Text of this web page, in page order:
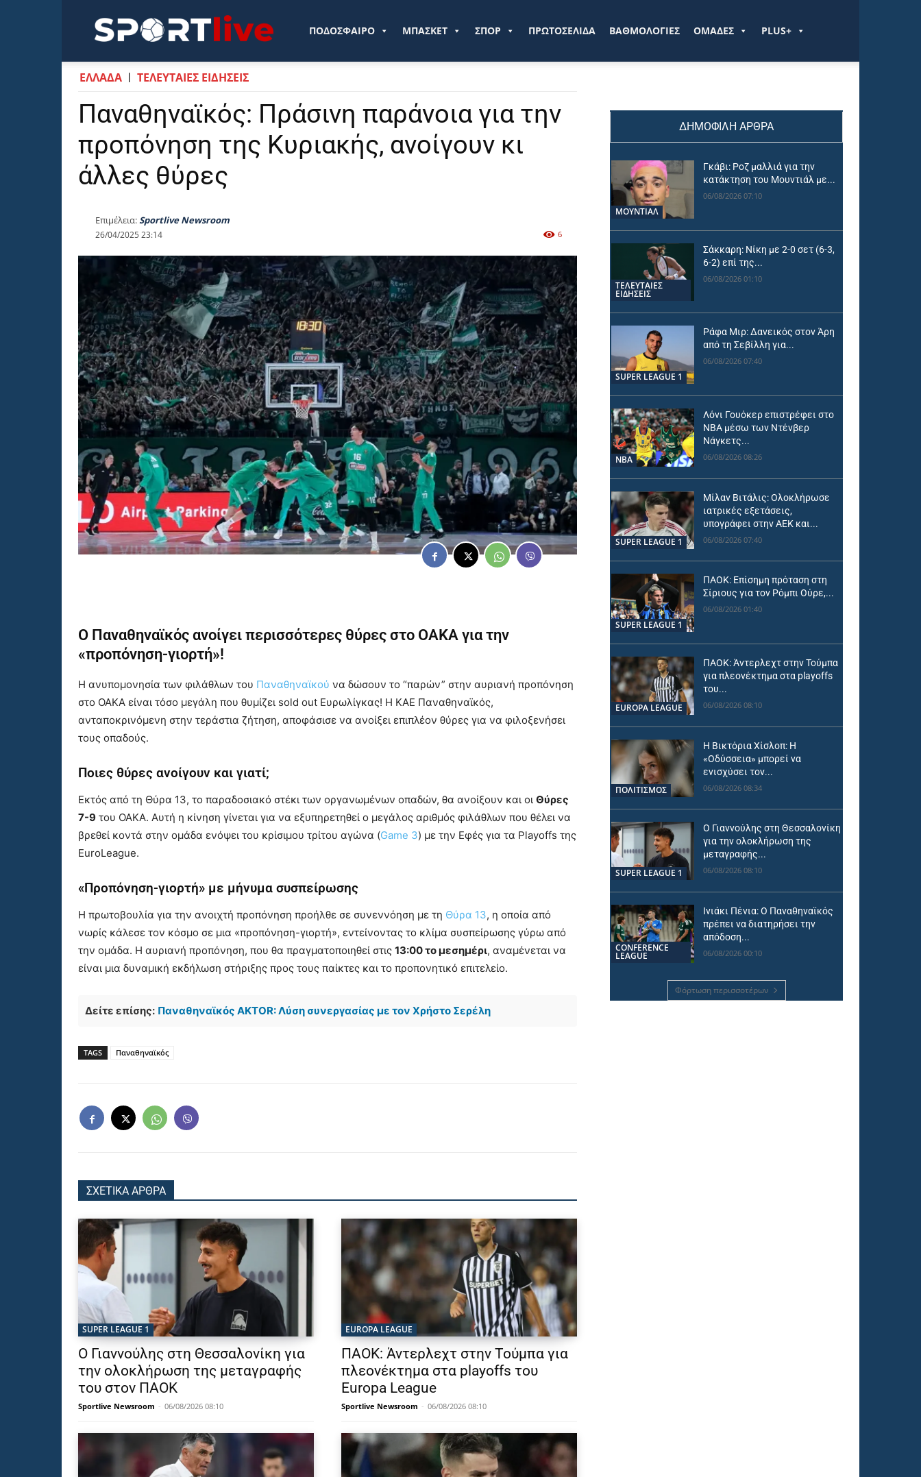
Sportlive.grΠΟΔΟΣΦΑΙΡΟ ΜΠΑΣΚΕΤ ΣΠΟΡ ΠΡΩΤΟΣΕΛΙΔΑ ΒΑΘΜΟΛΟΓΙΕΣ ΟΜΑΔΕΣ PLUS+
ΕΛΛΑΔΑ ΤΕΛΕΥΤΑΙΕΣ ΕΙΔΗΣΕΙΣ
Παναθηναϊκός: Πράσινη παράνοια για την
προπόνηση της Κυριακής, ανοίγουν κι
άλλες θύρες
Επιμέλεια:Sportlive Newsroom
26/04/2025 23:14 6
Ο Παναθηναϊκός ανοίγει περισσότερες θύρες στο ΟΑΚΑ για την
«προπόνηση-γιορτή»!
Η ανυπομονησία των φιλάθλων του Παναθηναϊκού να δώσουν το “παρών” στην αυριανή προπόνηση
στο ΟΑΚΑ είναι τόσο μεγάλη που θυμίζει sold out Ευρωλίγκας! Η ΚΑΕ Παναθηναϊκός,
ανταποκρινόμενη στην τεράστια ζήτηση, αποφάσισε να ανοίξει επιπλέον θύρες για να φιλοξενήσει
τους οπαδούς.
Ποιες θύρες ανοίγουν και γιατί;
Εκτός από τη Θύρα 13, το παραδοσιακό στέκι των οργανωμένων οπαδών, θα ανοίξουν και οι Θύρες
7-9 του ΟΑΚΑ. Αυτή η κίνηση γίνεται για να εξυπηρετηθεί ο μεγάλος αριθμός φιλάθλων που θέλει να
βρεθεί κοντά στην ομάδα ενόψει του κρίσιμου τρίτου αγώνα (Game 3) με την Εφές για τα Playoffs της
EuroLeague.
«Προπόνηση-γιορτή» με μήνυμα συσπείρωσης
Η πρωτοβουλία για την ανοιχτή προπόνηση προήλθε σε συνεννόηση με τη Θύρα 13, η οποία από
νωρίς κάλεσε τον κόσμο σε μια «προπόνηση-γιορτή», εντείνοντας το κλίμα συσπείρωσης γύρω από
την ομάδα. Η αυριανή προπόνηση, που θα πραγματοποιηθεί στις 13:00 το μεσημέρι, αναμένεται να
είναι μια δυναμική εκδήλωση στήριξης προς τους παίκτες και το προπονητικό επιτελείο.
Δείτε επίσης: Παναθηναϊκός AKTOR: Λύση συνεργασίας με τον Χρήστο Σερέλη
TAGS Παναθηναϊκός
ΣΧΕΤΙΚΑ ΑΡΘΡΑ
SUPER LEAGUE 1
Ο Γιαννούλης στη Θεσσαλονίκη για
την ολοκλήρωση της μεταγραφής
του στον ΠΑΟΚ
Sportlive Newsroom - 06/08/2026 08:10
EUROPA LEAGUE
ΠΑΟΚ: Άντερλεχτ στην Τούμπα για
πλεονέκτημα στα playoffs του
Europa League
Sportlive Newsroom - 06/08/2026 08:10
ΔΗΜΟΦΙΛΗ ΑΡΘΡΑ
ΜΟΥΝΤΙΆΛ
Γκάβι: Ροζ μαλλιά για την
κατάκτηση του Μουντιάλ με...
06/08/2026 07:10
ΤΕΛΕΥΤΑΙΕΣ
ΕΙΔΗΣΕΙΣ
Σάκκαρη: Νίκη με 2-0 σετ (6-3,
6-2) επί της...
06/08/2026 01:10
SUPER LEAGUE 1
Ράφα Μιρ: Δανεικός στον Άρη
από τη Σεβίλλη για...
06/08/2026 07:40
NBA
Λόνι Γουόκερ επιστρέφει στο
NBA μέσω των Ντένβερ
Νάγκετς...
06/08/2026 08:26
SUPER LEAGUE 1
Μίλαν Βιτάλις: Ολοκλήρωσε
ιατρικές εξετάσεις,
υπογράφει στην ΑΕΚ και...
06/08/2026 07:40
SUPER LEAGUE 1
ΠΑΟΚ: Επίσημη πρόταση στη
Σίριους για τον Ρόμπι Ούρε,...
06/08/2026 01:40
EUROPA LEAGUE
ΠΑΟΚ: Άντερλεχτ στην Τούμπα
για πλεονέκτημα στα playoffs
του...
06/08/2026 08:10
ΠΟΛΙΤΙΣΜΟΣ
Η Βικτόρια Χίσλοπ: Η
«Οδύσσεια» μπορεί να
ενισχύσει τον...
06/08/2026 08:34
SUPER LEAGUE 1
Ο Γιαννούλης στη Θεσσαλονίκη
για την ολοκλήρωση της
μεταγραφής...
06/08/2026 08:10
CONFERENCE
LEAGUE
Ινιάκι Πένια: Ο Παναθηναϊκός
πρέπει να διατηρήσει την
απόδοση...
06/08/2026 00:10
Φόρτωση περισσοτέρων